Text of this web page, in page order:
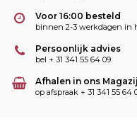
Voor 16:00 besteld
binnen 2-3 werkdagen in
Persoonlijk advies
bel + 31 341 55 64 09
Afhalen in ons
op afspraak + 31 341 55 64